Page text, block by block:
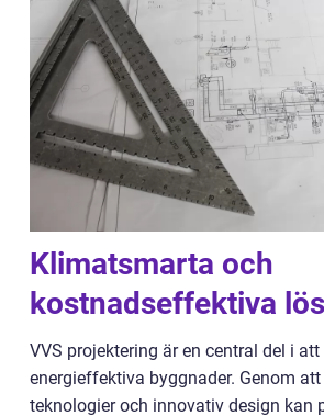
Klimatsmarta och
kostnadseffektiva
VVS projektering är en central del i
energieffektiva byggnader. Genom
teknologier och innovativ design kan